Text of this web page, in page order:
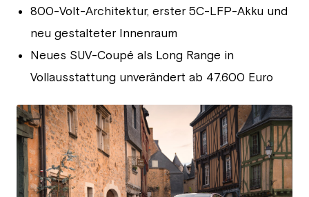
800-Volt-Architektur, erster 5C-LFP-Akku und
neu gestalteter Innenraum
Neues SUV-Coupé als Long Range in
Vollausstattung unverändert ab 47.600 Euro